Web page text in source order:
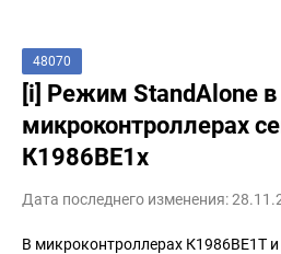
48070
[i] Режим StandAlone в
микроконтроллерах
К1986ВЕ1x
Дата последнего изменения:
В микроконтроллерах К1986ВЕ1Т и